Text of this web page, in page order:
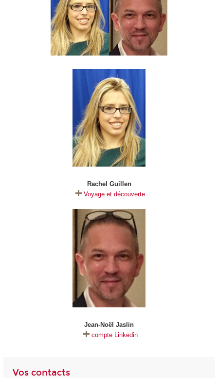
Rachel Guillen
Voyage et découverte
Jean-Noël Jaslin
compte Linkedin
Vos contacts